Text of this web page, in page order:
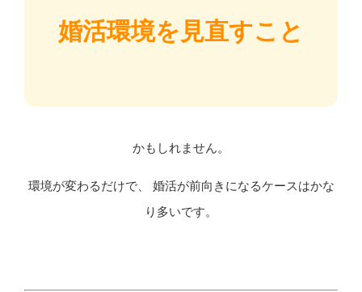
婚活環境を見直すこと
かもしれません。
環境が変わるだけで、 婚活が前向きになるケースはかな
り多いです。